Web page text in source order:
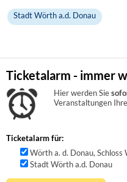
Stadt Wörth a.d. Donau
Ticketalarm - immer
Hier werden Sie
Veranstaltungen
Ticketalarm für:
Wörth a. d. Donau, Schloss
Stadt Wörth a.d. Donau